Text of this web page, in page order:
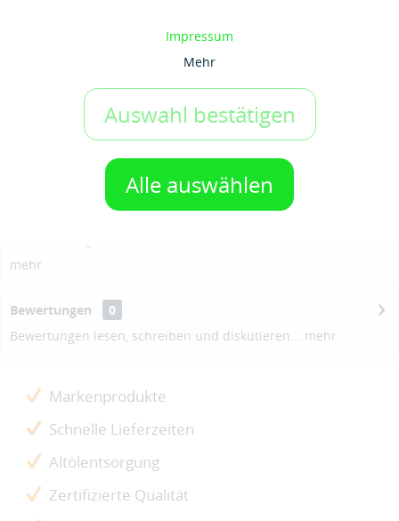
Impressum
Mehr
Auswahl bestätigen
Alle auswählen
IN DEN WARENKORB
Auf den Merkzettel
mehr
Bewertungen
0
Bewertungen lesen, schreiben und diskutieren... mehr
Markenprodukte
Schnelle Lieferzeiten
Altölentsorgung
Zertifizierte Qualität